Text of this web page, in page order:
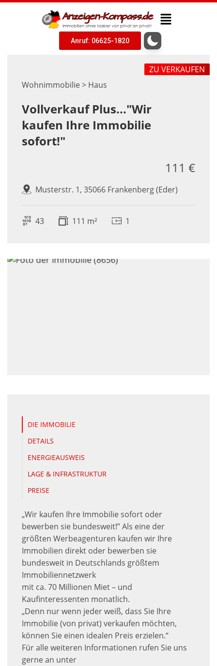
Anruf: 06625-1820
Wohnimmobilie > Haus
ZU VERKAUFEN
Vollverkauf Plus..."Wir
kaufen Ihre Immobilie
sofort!"
Musterstr. 1, 35066 Frankenberg (Eder)
111 €
43 111 m² 1
DIE IMMOBILIE
DETAILS
ENERGIEAUSWEIS
LAGE & INFRASTRUKTUR
PREISE
„Wir kaufen Ihre Immobilie sofort oder
bewerben sie bundesweit!” Als eine der
größten Werbeagenturen kaufen wir Ihre
Immobilien direkt oder bewerben sie
bundesweit in Deutschlands größtem
Immobiliennetzwerk
mit ca. 70 Millionen Miet – und
Kaufinteressenten monatlich.
„Denn nur wenn jeder weiß, dass Sie Ihre
Immobilie (von privat) verkaufen möchten,
können Sie einen idealen Preis erzielen.“
Für alle weiteren Informationen rufen Sie uns
gerne an unter